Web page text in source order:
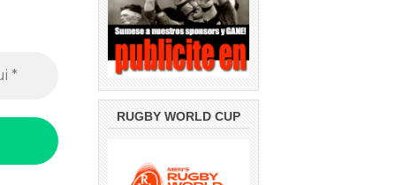
RUGBY WORLD CUP